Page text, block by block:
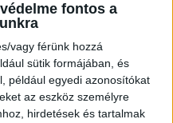
fontos a
vagy férünk hozzá
sütik formájában, és
például egyedi azonosítókat
az eszköz személyre
hirdetések és tartalmak